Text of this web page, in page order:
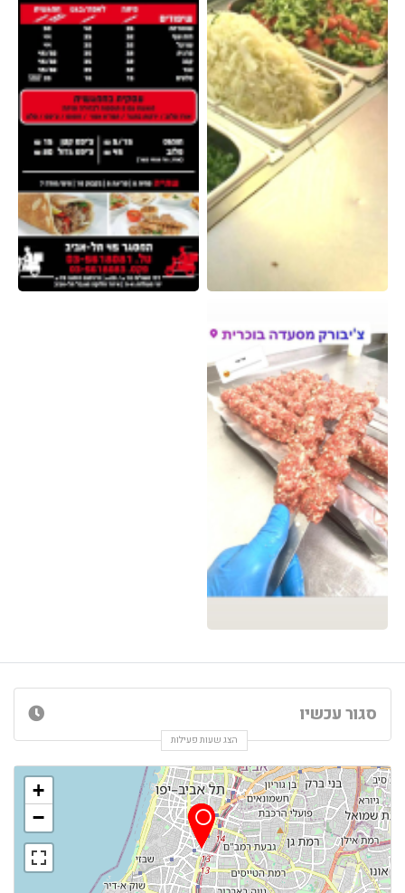
סגור עכשיו
הצג שעות פעילות
+
−